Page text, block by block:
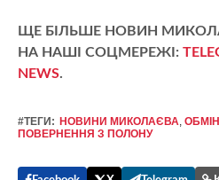
ЩЕ БІЛЬШЕ НОВИН
НА НАШІ СОЦМЕРЕЖІ:
NEWS.
#ТЕГИ: НОВИНИ МИКОЛАЄВА, ОБМІН
ПОВЕРНЕННЯ З ПОЛОНУ